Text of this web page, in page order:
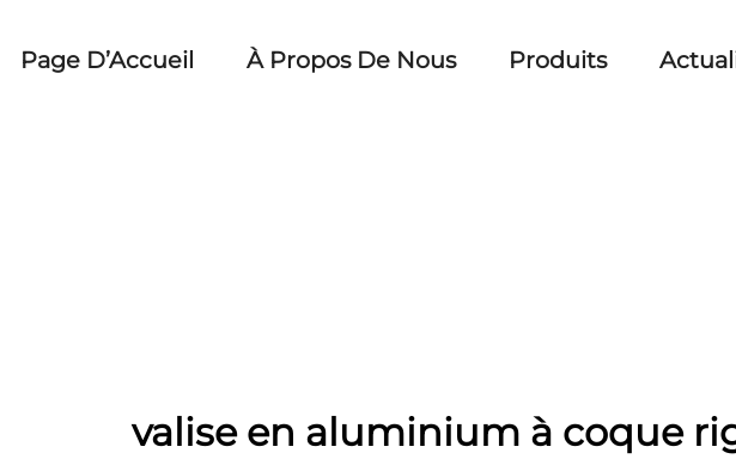
Page D’Accueil À Propos De Nous Produits
valise en aluminium à coque